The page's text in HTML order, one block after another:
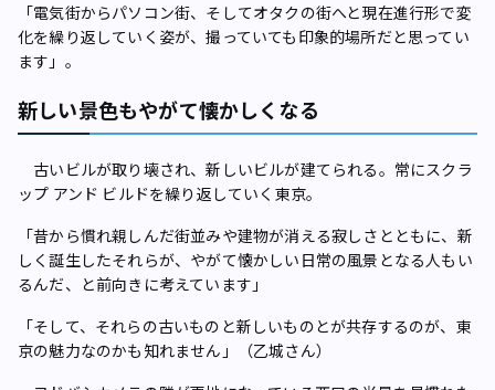
「電気街からパソコン街、そしてオタクの街へと現在進行形で変
化を繰り返していく姿が、撮っていても印象的場所だと思ってい
ます」。
新しい景色もやがて懐かしくなる
古いビルが取り壊され、新しいビルが建てられる。常にスクラ
ップ アンド ビルドを繰り返していく東京。
「昔から慣れ親しんだ街並みや建物が消える寂しさとともに、新
しく誕生したそれらが、やがて懐かしい日常の風景となる人もい
るんだ、と前向きに考えています」
「そして、それらの古いものと新しいものとが共存するのが、東
京の魅力なのかも知れません」（乙城さん）